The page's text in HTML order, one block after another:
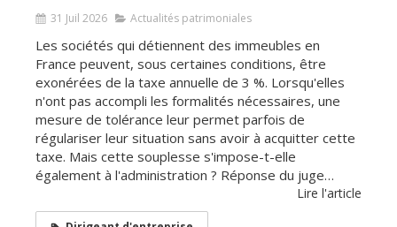
31 Juil 2026 Actualités patrimoniales
Les sociétés qui détiennent des immeubles en
France peuvent, sous certaines conditions, être
exonérées de la taxe annuelle de 3 %. Lorsqu'elles
n'ont pas accompli les formalités nécessaires, une
mesure de tolérance leur permet parfois de
régulariser leur situation sans avoir à acquitter cette
taxe. Mais cette souplesse s'impose-t-elle
également à l'administration ? Réponse du juge…
Lire l'article